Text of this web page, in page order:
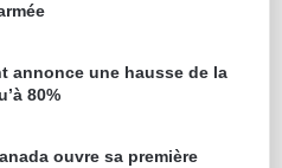
annonce une hausse de la
80%
ouvre sa première